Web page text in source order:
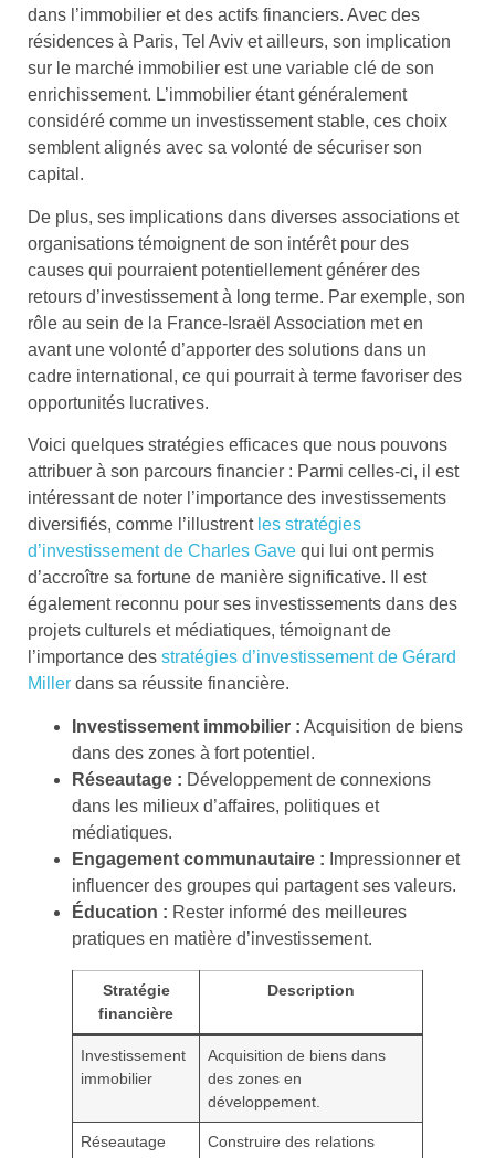
dans l’immobilier et des actifs financiers. Avec des
résidences à Paris, Tel Aviv et ailleurs, son implication
sur le marché immobilier est une variable clé de son
enrichissement. L’immobilier étant généralement
considéré comme un investissement stable, ces choix
semblent alignés avec sa volonté de sécuriser son
capital.
De plus, ses implications dans diverses associations et
organisations témoignent de son intérêt pour des
causes qui pourraient potentiellement générer des
retours d’investissement à long terme. Par exemple, son
rôle au sein de la France-Israël Association met en
avant une volonté d’apporter des solutions dans un
cadre international, ce qui pourrait à terme favoriser des
opportunités lucratives.
Voici quelques stratégies efficaces que nous pouvons
attribuer à son parcours financier : Parmi celles-ci, il est
intéressant de noter l’importance des investissements
diversifiés, comme l’illustrent les stratégies
d’investissement de Charles Gave qui lui ont permis
d’accroître sa fortune de manière significative. Il est
également reconnu pour ses investissements dans des
projets culturels et médiatiques, témoignant de
l’importance des stratégies d’investissement de Gérard
Miller dans sa réussite financière.
Investissement immobilier : Acquisition de biens
dans des zones à fort potentiel.
Réseautage : Développement de connexions
dans les milieux d’affaires, politiques et
médiatiques.
Engagement communautaire : Impressionner et
influencer des groupes qui partagent ses valeurs.
Éducation : Rester informé des meilleures
pratiques en matière d’investissement.
Stratégie
financière
Description
Investissement
immobilier
Acquisition de biens dans
des zones en
développement.
Réseautage
Construire des relations